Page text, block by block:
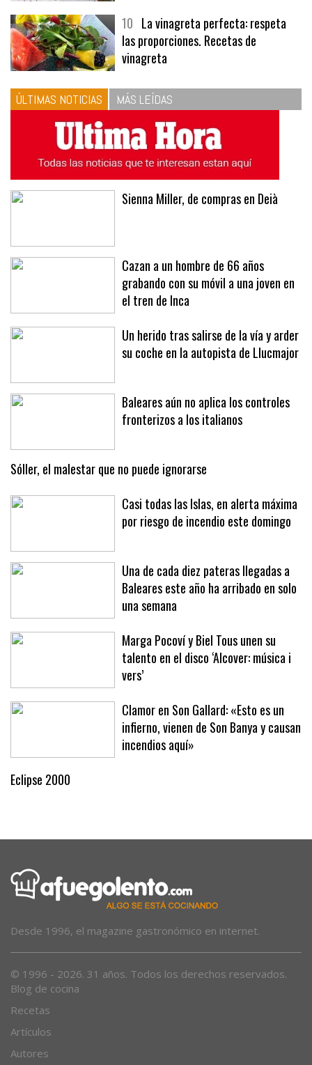
10 La vinagreta perfecta: respeta
las proporciones. Recetas de
vinagreta
ÚLTIMAS NOTICIAS MÁS LEÍDAS
Sienna Miller, de compras en Deià
Cazan a un hombre de 66 años
grabando con su móvil a una joven en
el tren de Inca
Un herido tras salirse de la vía y arder
su coche en la autopista de Llucmajor
Baleares aún no aplica los controles
fronterizos a los italianos
Sóller, el malestar que no puede ignorarse
Casi todas las Islas, en alerta máxima
por riesgo de incendio este domingo
Una de cada diez pateras llegadas a
Baleares este año ha arribado en solo
una semana
Marga Pocoví y Biel Tous unen su
talento en el disco ‘Alcover: música i
vers’
Clamor en Son Gallard: «Esto es un
infierno, vienen de Son Banya y causan
incendios aquí»
Eclipse 2000
Desde 1996, el magazine gastronómico en internet.
© 1996 - 2026. 31 años. Todos los derechos reservados.
Blog de cocina
Recetas
Artículos
Autores